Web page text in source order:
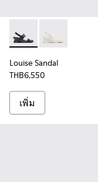
Louise Sandal -
Louise
Louise Sandal
THB6,550
เพิ่ม